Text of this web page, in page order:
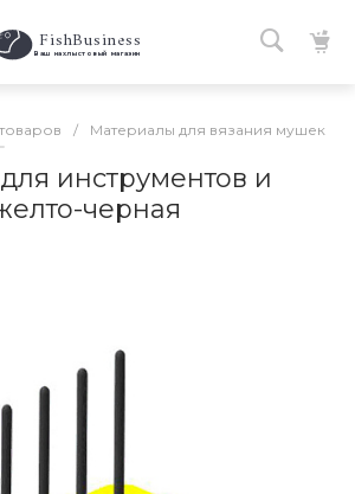
FishBusiness
Ваш нахлыстовый магазин
/ Материалы для вязания мушек
инструментов и
черная